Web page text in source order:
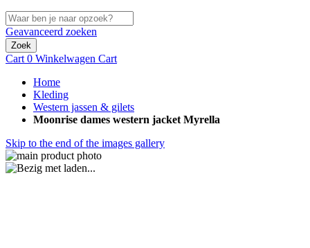
Geavanceerd zoeken
Zoek
Cart 0 Winkelwagen Cart
Home
Kleding
Western jassen & gilets
Moonrise dames western jacket Myrella
Skip to the end of the images gallery